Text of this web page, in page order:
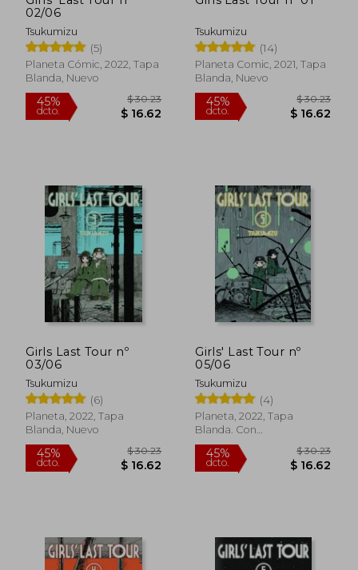
02/06
Tsukumizu
(5)
Planeta Cómic, 2022, Tapa
Blanda, Nuevo
45%
dcto.
$ 30.23
$ 16.62
Tsukumizu
(14)
Planeta Comic, 2021, Tapa
Blanda, Nuevo
45%
dcto.
Girls Last Tour nº
03/06
Tsukumizu
(6)
Planeta, 2022, Tapa
Blanda, Nuevo
Girls' Last Tour nº
05/06
Tsukumizu
(4)
Planeta, 2022, Tapa
Blanda. Con
Sobrecubierta, Nuevo